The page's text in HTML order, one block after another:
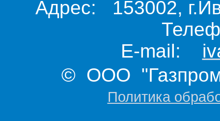
Адрес: 153002,
E-mail:
© ООО "Газпром
Политика